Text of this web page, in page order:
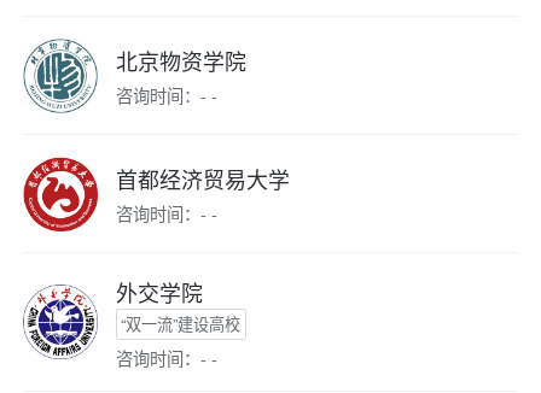
北京物资学院
咨询时间：- -
首都经济贸易大学
咨询时间：- -
外交学院
“双一流”建设高校
咨询时间：- -